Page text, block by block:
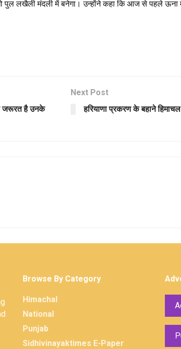
पुल लखैली मंदली में बनेगा। उन्होंने कहा कि आज से पहले ऊना
जरूरत है उनके
Next Post
हरियाणा प्रकरण के बहाने
Browse By Category
Himachal
National
Punjab
Sidhivinayaktimes E-Paper